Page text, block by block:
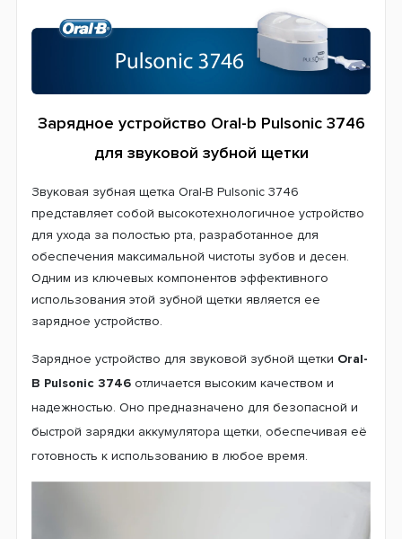
Зарядное устройство Oral-b Pulsonic 3746
для звуковой зубной щетки
Звуковая зубная щетка Oral-B Pulsonic 3746
представляет собой высокотехнологичное устройство
для ухода за полостью рта, разработанное для
обеспечения максимальной чистоты зубов и десен.
Одним из ключевых компонентов эффективного
использования этой зубной щетки является ее
зарядное устройство.
Зарядное устройство для звуковой зубной щетки Oral-
B Pulsonic 3746 отличается высоким качеством и
надежностью. Оно предназначено для безопасной и
быстрой зарядки аккумулятора щетки, обеспечивая её
готовность к использованию в любое время.